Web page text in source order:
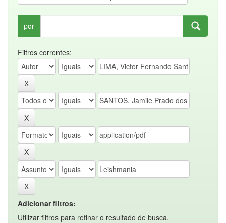
por
Filtros correntes:
Adicionar filtros:
Utilizar filtros para refinar o resultado de busca.